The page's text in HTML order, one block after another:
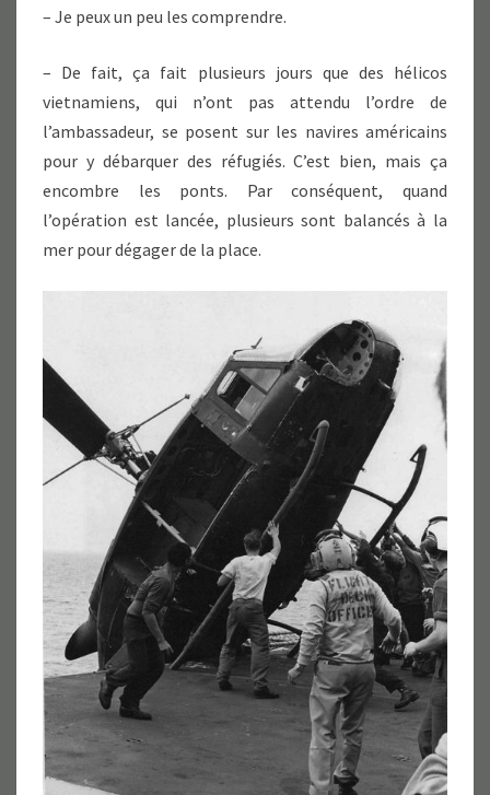
– Je peux un peu les comprendre.
– De fait, ça fait plusieurs jours que des hélicos
vietnamiens, qui n’ont pas attendu l’ordre de
l’ambassadeur, se posent sur les navires américains
pour y débarquer des réfugiés. C’est bien, mais ça
encombre les ponts. Par conséquent, quand
l’opération est lancée, plusieurs sont balancés à la
mer pour dégager de la place.